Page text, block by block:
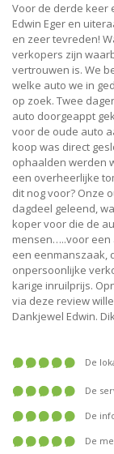
Voor de derde keer
Edwin Eger en
en zeer tevreden!
verkopers zijn
vertrouwen is. We
welke auto we in
op zoek. Twee
auto doorgeappt
voor de oude auto
koop was direct
ophaalden werden
een overheerlijke
dit nog voor? Onze
dagdeel geleend,
koper voor die de
mensen…..voor een
een eenmanszaak,
onpersoonlijke
karige inruilprijs.
via deze review
Dankjewel Edwin.
De
De
De
De